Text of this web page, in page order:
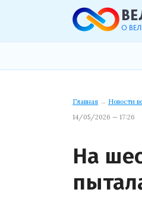
Главная → Новости
14/05/2026 — 17:26
На